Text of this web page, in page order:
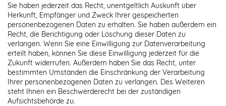
Sie haben jederzeit das Recht, unentgeltlich Auskunft über
Herkunft, Empfänger und Zweck Ihrer gespeicherten
personenbezogenen Daten zu erhalten. Sie haben außerdem ein
Recht, die Berichtigung oder Löschung dieser Daten zu
verlangen. Wenn Sie eine Einwilligung zur Datenverarbeitung
erteilt haben, können Sie diese Einwilligung jederzeit für die
Zukunft widerrufen. Außerdem haben Sie das Recht, unter
bestimmten Umständen die Einschränkung der Verarbeitung
Ihrer personenbezogenen Daten zu verlangen. Des Weiteren
steht Ihnen ein Beschwerderecht bei der zuständigen
Aufsichtsbehörde zu.